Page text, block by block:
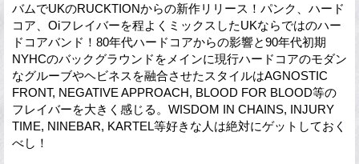
バムでUKのRUCKTIONからの新作リリース！パンク、ハード
コア、Oiフレイバーを程よくミックスしたUKならではのハー
ドコアバンド！80年代ハードコアからの影響と90年代初期
NYHCのバックグラウンドをメインに現行ハードコアのモダン
なグルーブやヘビネスを融合させたスタイルはAGNOSTIC
FRONT, NEGATIVE APPROACH, BLOOD FOR BLOOD等の
フレイバーを大きく感じる。WISDOM IN CHAINS, INJURY
TIME, NINEBAR, KARTEL等好きな人は絶対にゲットしておく
べし！